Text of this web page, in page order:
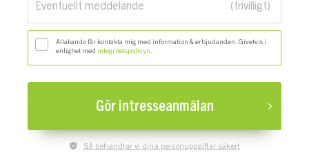
Eventuellt meddelande
Allakando får kontakta mig med information & erbjudanden. Givetvis i
enlighet med integritetspolicyn
Gör intresseanmälan
Så behandlar vi dina personuppgifter säkert